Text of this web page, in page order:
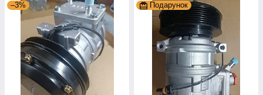
–3% Подарунок